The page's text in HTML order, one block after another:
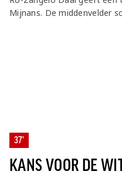
Mijnans. De middenvelder
37'
KANS VOOR DE